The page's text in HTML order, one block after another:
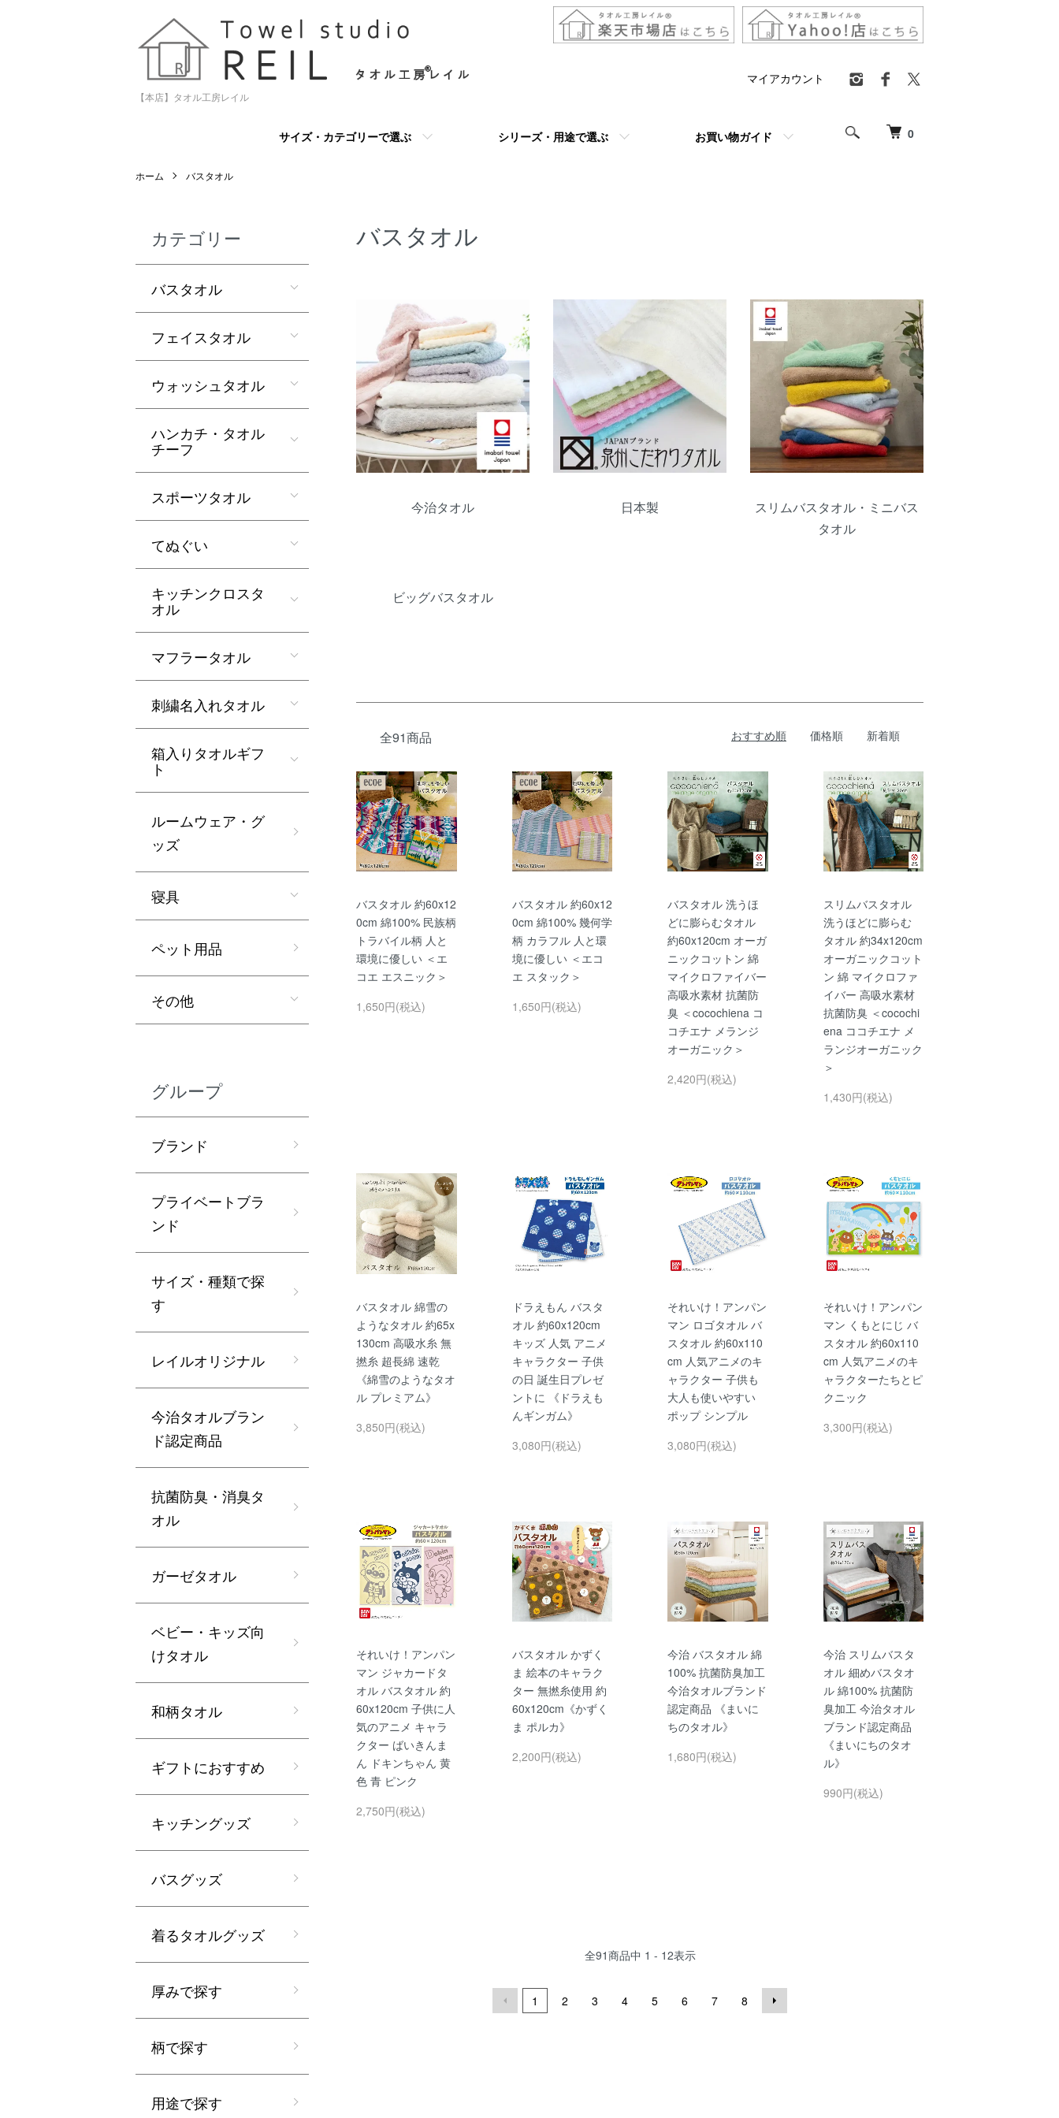
【本店】タオル工房レイル
0
サイズ・カテゴリーで選ぶ シリーズ・用途で選ぶ お買い物ガイド
マイアカウント
ホーム バスタオル
バスタオル
今治タオル 日本製
スリムバスタオル・ミニバス
タオル
ビッグバスタオル
全91商品 おすすめ順 価格順 新着順
バスタオル 約60x12
0cm 綿100% 民族柄
トラバイル柄 人と
環境に優しい ＜エ
コエ エスニック＞
1,650円(税込)
バスタオル 約60x12
0cm 綿100% 幾何学
柄 カラフル 人と環
境に優しい ＜エコ
エ スタック＞
1,650円(税込)
バスタオル 洗うほ
どに膨らむタオル
約60x120cm オーガ
ニックコットン 綿
マイクロファイバー
高吸水素材 抗菌防
臭 ＜cocochiena コ
コチエナ メランジ
オーガニック＞
2,420円(税込)
スリムバスタオル
洗うほどに膨らむ
タオル 約34x120cm
オーガニックコット
ン 綿 マイクロファ
イバー 高吸水素材
抗菌防臭 ＜cocochi
ena ココチエナ メ
ランジオーガニック
＞
1,430円(税込)
バスタオル 綿雪の
ようなタオル 約65x
130cm 高吸水糸 無
撚糸 超長綿 速乾
《綿雪のようなタオ
ル プレミアム》
3,850円(税込)
ドラえもん バスタ
オル 約60x120cm
キッズ 人気 アニメ
キャラクター 子供
の日 誕生日プレゼ
ントに 《ドラえも
んギンガム》
3,080円(税込)
それいけ！アンパン
マン ロゴタオル バ
スタオル 約60x110
cm 人気アニメのキ
ャラクター 子供も
大人も使いやすい
ポップ シンプル
3,080円(税込)
それいけ！アンパン
マン くもとにじ バ
スタオル 約60x110
cm 人気アニメのキ
ャラクターたちとピ
クニック
3,300円(税込)
それいけ！アンパン
マン ジャカードタ
オル バスタオル 約
60x120cm 子供に人
気のアニメ キャラ
クター ばいきんま
ん ドキンちゃん 黄
色 青 ピンク
2,750円(税込)
バスタオル かずく
ま 絵本のキャラク
ター 無撚糸使用 約
60x120cm《かずく
ま ポルカ》
2,200円(税込)
今治 バスタオル 綿
100% 抗菌防臭加工
今治タオルブランド
認定商品 《まいに
ちのタオル》
1,680円(税込)
今治 スリムバスタ
オル 細めバスタオ
ル 綿100% 抗菌防
臭加工 今治タオル
ブランド認定商品
《まいにちのタオ
ル》
990円(税込)
全91商品中 1 - 12表示
1 2 3 4 5 6 7 8
カテゴリー
バスタオル
フェイスタオル
ウォッシュタオル
ハンカチ・タオル
チーフ
スポーツタオル
てぬぐい
キッチンクロスタ
オル
マフラータオル
刺繍名入れタオル
箱入りタオルギフ
ト
ルームウェア・グ
ッズ
寝具
ペット用品
その他
グループ
ブランド
プライベートブラ
ンド
サイズ・種類で探
す
レイルオリジナル
今治タオルブラン
ド認定商品
抗菌防臭・消臭タ
オル
ガーゼタオル
ベビー・キッズ向
けタオル
和柄タオル
ギフトにおすすめ
キッチングッズ
バスグッズ
着るタオルグッズ
厚みで探す
柄で探す
用途で探す